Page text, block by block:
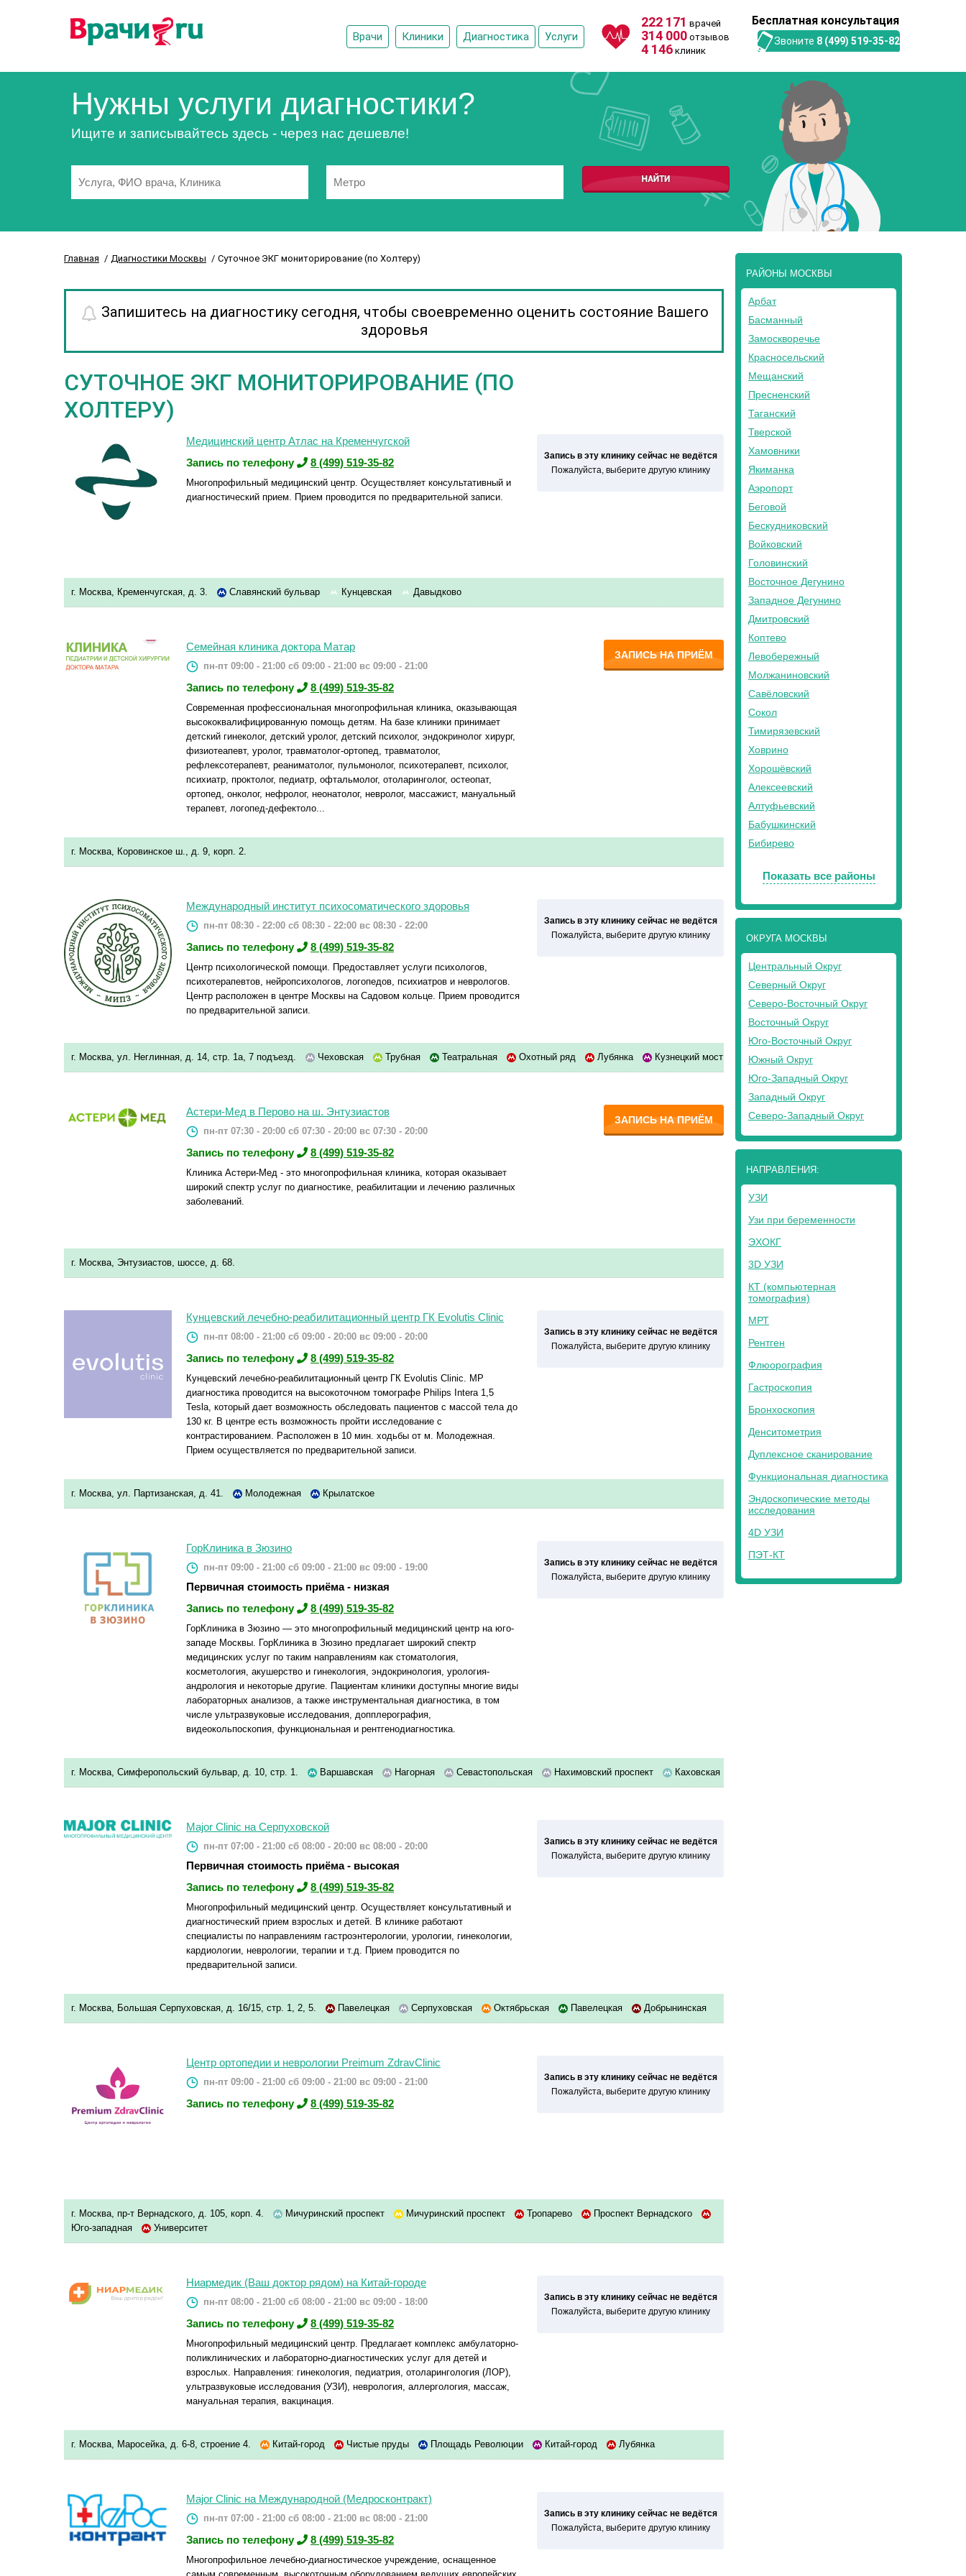
Врачи Клиники Диагностика Услуги
222 171 врачей
314 000 отзывов
4 146 клиник
Бесплатная консультация
Звоните 8 (499) 519-35-82
Нужны услуги диагностики?
Ищите и записывайтесь здесь - через нас дешевле!
Главная Диагностики Москвы Суточное ЭКГ мониторирование (по Холтеру)
Запишитесь на диагностику сегодня, чтобы своевременно оценить состояние Вашего
здоровья
СУТОЧНОЕ ЭКГ МОНИТОРИРОВАНИЕ (ПО
ХОЛТЕРУ)
Медицинский центр Атлас на Кременчугской
Запись по телефону
8 (499) 519-35-82
Многопрофильный медицинский центр. Осуществляет консультативный и
диагностический прием. Прием проводится по предварительной записи.
Запись в эту клинику сейчас не ведётся
Пожалуйста, выберите другую клинику
г. Москва, Кременчугская, д. 3. Славянский бульвар Кунцевская Давыдково
Семейная клиника доктора Матар
пн-пт 09:00 - 21:00 сб 09:00 - 21:00 вс 09:00 - 21:00
Запись по телефону 8 (499) 519-35-82
Современная профессиональная многопрофильная клиника, оказывающая
высококвалифицированную помощь детям. На базе клиники принимает
детский гинеколог, детский уролог, детский психолог, эндокринолог хирург,
физиотеапевт, уролог, травматолог-ортопед, травматолог,
рефлексотерапевт, реаниматолог, пульмонолог, психотерапевт, психолог,
психиатр, проктолог, педиатр, офтальмолог, отоларинголог, остеопат,
ортопед, онколог, нефролог, неонатолог, невролог, массажист, мануальный
терапевт, логопед-дефектоло...
ЗАПИСЬ НА ПРИЁМ
г. Москва, Коровинское ш., д. 9, корп. 2.
Международный институт психосоматического здоровья
пн-пт 08:30 - 22:00 сб 08:30 - 22:00 вс 08:30 - 22:00
Запись по телефону 8 (499) 519-35-82
Центр психологической помощи. Предоставляет услуги психологов,
психотерапевтов, нейропсихологов, логопедов, психиатров и неврологов.
Центр расположен в центре Москвы на Садовом кольце. Прием проводится
по предварительной записи.
Запись в эту клинику сейчас не ведётся
Пожалуйста, выберите другую клинику
г. Москва, ул. Неглинная, д. 14, стр. 1а, 7 подъезд. Чеховская Трубная Театральная Охотный ряд Лубянка Кузнецкий мост
Астери-Мед в Перово на ш. Энтузиастов
пн-пт 07:30 - 20:00 сб 07:30 - 20:00 вс 07:30 - 20:00
Запись по телефону 8 (499) 519-35-82
Клиника Астери-Мед - это многопрофильная клиника, которая оказывает
широкий спектр услуг по диагностике, реабилитации и лечению различных
заболеваний.
ЗАПИСЬ НА ПРИЁМ
г. Москва, Энтузиастов, шоссе, д. 68.
Кунцевский лечебно-реабилитационный центр ГК Evolutis Clinic
пн-пт 08:00 - 21:00 сб 09:00 - 20:00 вс 09:00 - 20:00
Запись по телефону 8 (499) 519-35-82
Кунцевский лечебно-реабилитационный центр ГК Evolutis Clinic. МР
диагностика проводится на высокоточном томографе Philips Intera 1,5
Tesla, который дает возможность обследовать пациентов с массой тела до
130 кг. В центре есть возможность пройти исследование с
контрастированием. Расположен в 10 мин. ходьбы от м. Молодежная.
Прием осуществляется по предварительной записи.
Запись в эту клинику сейчас не ведётся
Пожалуйста, выберите другую клинику
г. Москва, ул. Партизанская, д. 41. Молодежная Крылатское
ГорКлиника в Зюзино
пн-пт 09:00 - 21:00 сб 09:00 - 21:00 вс 09:00 - 19:00
Первичная стоимость приёма - низкая
Запись по телефону
8 (499) 519-35-82
ГорКлиника в Зюзино — это многопрофильный медицинский центр на юго-
западе Москвы. ГорКлиника в Зюзино предлагает широкий спектр
медицинских услуг по таким направлениям как стоматология,
косметология, акушерство и гинекология, эндокринология, урология-
андрология и некоторые другие. Пациентам клиники доступны многие виды
лабораторных анализов, а также инструментальная диагностика, в том
числе ультразвуковые исследования, допплерография,
видеокольпоскопия, функциональная и рентгенодиагностика.
Запись в эту клинику сейчас не ведётся
Пожалуйста, выберите другую клинику
г. Москва, Симферопольский бульвар, д. 10, стр. 1. Варшавская Нагорная Севастопольская Нахимовский проспект Каховская
Major Clinic на Серпуховской
пн-пт 07:00 - 21:00 сб 08:00 - 20:00 вс 08:00 - 20:00
Первичная стоимость приёма - высокая
Запись по телефону
8 (499) 519-35-82
Многопрофильный медицинский центр. Осуществляет консультативный и
диагностический прием взрослых и детей. В клинике работают
специалисты по направлениям гастроэнтерологии, урологии, гинекологии,
кардиологии, неврологии, терапии и т.д. Прием проводится по
предварительной записи.
Запись в эту клинику сейчас не ведётся
Пожалуйста, выберите другую клинику
г. Москва, Большая Серпуховская, д. 16/15, стр. 1, 2, 5. Павелецкая Серпуховская Октябрьская Павелецкая Добрынинская
Центр ортопедии и неврологии Preimum ZdravClinic
пн-пт 09:00 - 21:00 сб 09:00 - 21:00 вс 09:00 - 21:00
Запись по телефону 8 (499) 519-35-82
Запись в эту клинику сейчас не ведётся
Пожалуйста, выберите другую клинику
г. Москва, пр-т Вернадского, д. 105, корп. 4. Мичуринский проспект Мичуринский проспект Тропарево
Проспект Вернадского
Юго-западная
Университет
Ниармедик (Ваш доктор рядом) на Китай-городе
пн-пт 08:00 - 21:00 сб 08:00 - 21:00 вс 09:00 - 18:00
Запись по телефону 8 (499) 519-35-82
Многопрофильный медицинский центр. Предлагает комплекс амбулаторно-
поликлинических и лабораторно-диагностических услуг для детей и
взрослых. Направления: гинекология, педиатрия, отоларингология (ЛОР),
ультразвуковые исследования (УЗИ), неврология, аллергология, массаж,
мануальная терапия, вакцинация.
Запись в эту клинику сейчас не ведётся
Пожалуйста, выберите другую клинику
г. Москва, Маросейка, д. 6-8, строение 4. Китай-город Чистые пруды Площадь Революции Китай-город Лубянка
Major Clinic на Международной (Медросконтракт)
пн-пт 07:00 - 21:00 сб 08:00 - 21:00 вс 08:00 - 21:00
Запись по телефону 8 (499) 519-35-82
Многопрофильное лечебно-диагностическое учреждение, оснащенное
Запись в эту клинику сейчас не ведётся
Пожалуйста, выберите другую клинику
РАЙОНЫ МОСКВЫ
Арбат
Басманный
Замоскворечье
Красносельский
Мещанский
Пресненский
Таганский
Тверской
Хамовники
Якиманка
Аэропорт
Беговой
Бескудниковский
Войковский
Головинский
Восточное Дегунино
Западное Дегунино
Дмитровский
Коптево
Левобережный
Молжаниновский
Савёловский
Сокол
Тимирязевский
Ховрино
Хорошёвский
Алексеевский
Алтуфьевский
Бабушкинский
Бибирево
Показать все районы
ОКРУГА МОСКВЫ
Центральный Округ
Северный Округ
Северо-Восточный Округ
Восточный Округ
Юго-Восточный Округ
Южный Округ
Юго-Западный Округ
Западный Округ
Северо-Западный Округ
НАПРАВЛЕНИЯ:
УЗИ
Узи при беременности
ЭХОКГ
3D УЗИ
КТ (компьютерная
томография)
МРТ
Рентген
Флюорография
Гастроскопия
Бронхоскопия
Денситометрия
Дуплексное сканирование
Функциональная диагностика
Эндоскопические методы
исследования
4D УЗИ
ПЭТ-КТ